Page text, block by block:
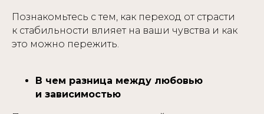
Познакомьтесь с тем, как переход от страсти
к стабильности влияет на ваши чувства и как
это можно пережить.
В чем разница между любовью
и зависимостью